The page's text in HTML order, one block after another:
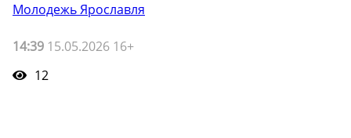
Молодежь Ярославля
14:39 15.05.2026 16+
12